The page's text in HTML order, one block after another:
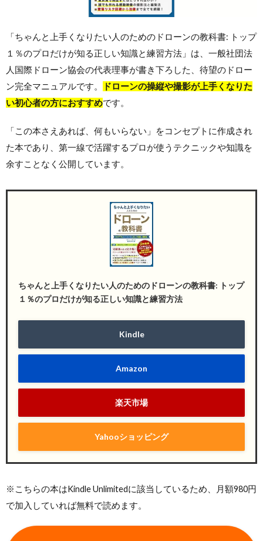
「ちゃんと上手くなりたい人のためのドローンの教科書: トップ
１％のプロだけが知る正しい知識と練習方法」は、一般社団法
人国際ドローン協会の代表理事が書き下ろした、待望のドロー
ン完全マニュアルです。
ドローンの操縦や撮影が上手くなりた
い初心者の方におすすめです。
「この本さえあれば、何もいらない」をコンセプトに作成され
た本であり、第一線で活躍するプロが使うテクニックや知識を
余すことなく公開しています。
ちゃんと上手くなりたい人のためのドローンの教科書: トップ
１％のプロだけが知る正しい知識と練習方法
Kindle
Amazon
楽天市場
Yahooショッピング
※こちらの本はKindle Unlimitedに該当しているため、月額980円
で加入していれば無料で読めます。